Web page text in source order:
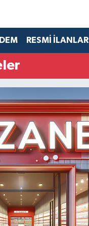
RESMİ İLANLAR